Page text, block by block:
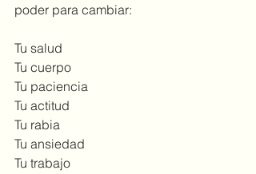
poder para cambiar:
Tu salud
Tu cuerpo
Tu paciencia
Tu actitud
Tu rabia
Tu ansiedad
Tu trabajo